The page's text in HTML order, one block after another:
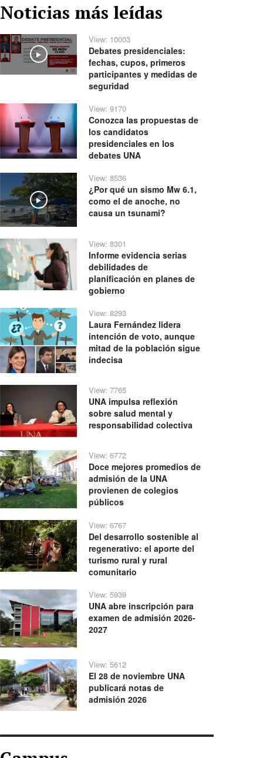
Noticias más leídas
Play
View: 10003
Debates presidenciales:
fechas, cupos, primeros
participantes y medidas de
seguridad
View: 9170
Conozca las propuestas de
los candidatos
presidenciales en los
debates UNA
Play
View: 8536
¿Por qué un sismo Mw 6.1,
como el de anoche, no
causa un tsunami?
View: 8301
Informe evidencia serias
debilidades de
planificación en planes de
gobierno
View: 8293
Laura Fernández lidera
intención de voto, aunque
mitad de la población sigue
indecisa
View: 7765
UNA impulsa reflexión
sobre salud mental y
responsabilidad colectiva
View: 6772
Doce mejores promedios de
admisión de la UNA
provienen de colegios
públicos
View: 6767
Del desarrollo sostenible al
regenerativo: el aporte del
turismo rural y rural
comunitario
View: 5939
UNA abre inscripción para
examen de admisión 2026-
2027
View: 5612
El 28 de noviembre UNA
publicará notas de
admisión 2026